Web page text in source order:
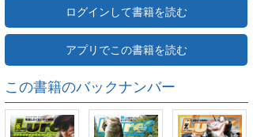
ログインして書籍を読む
アプリでこの書籍を読む
この書籍のバックナンバー